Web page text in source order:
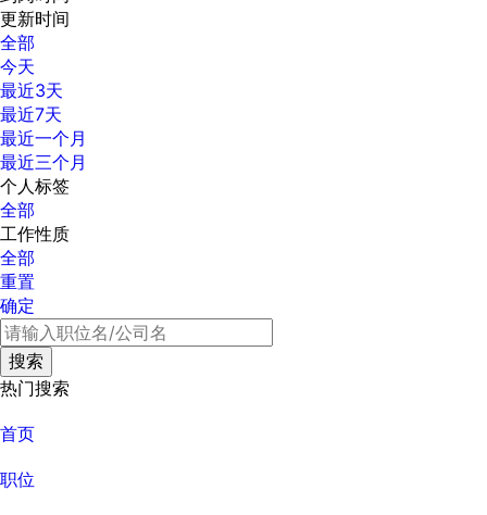
更新时间
全部
今天
最近3天
最近7天
最近一个月
最近三个月
个人标签
全部
工作性质
全部
重置
确定
热门搜索
首页
职位